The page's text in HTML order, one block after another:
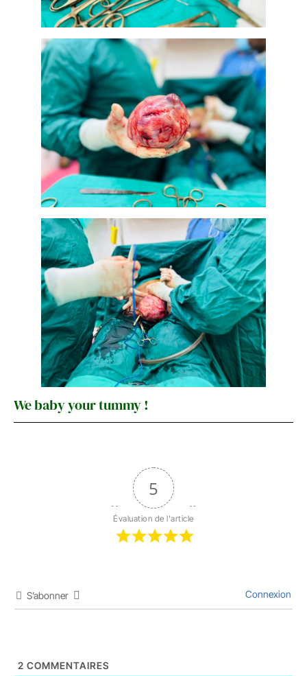
We baby your tummy !
5
Évaluation de l'article
S’abonner Connexion
2 COMMENTAIRES